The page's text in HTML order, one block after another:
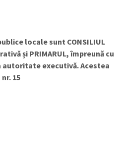
locale sunt CONSILIUL
și PRIMARUL, împreună cu
executivă. Acestea
15